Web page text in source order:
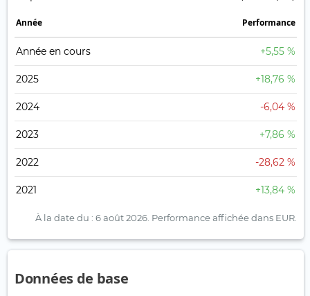
Année Performance
Année en cours +5,55 %
2025 +18,76 %
2024 -6,04 %
2023 +7,86 %
2022 -28,62 %
2021 +13,84 %
À la date du : 6 août 2026. Performance affichée dans EUR.
Données de base